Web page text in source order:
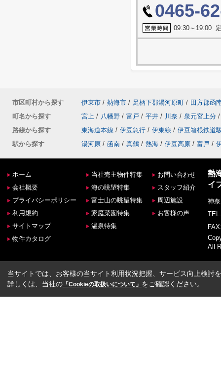
0465-
09:30～19:00
市区町村から探す 伊東市 / 熱海市 / 足柄下郡湯河原町 / 田方郡函
町名から探す
宮上 / 八幡野 / 富戸 / 平井 / 川奈 / 泉元宮上分 /
路線から探す
東海道本線 / 伊豆急行 / 伊東線 / 伊豆箱根鉄道
駅から探す
湯河原 / 函南 / 真鶴 / 熱海 / 伊豆高原 / 富戸 /
ホーム
会社概要
プライバシーポリシー
利用規約
サイトマップ
物件カタログ
当社売主物件特集
海の眺望特集
富士山の眺望特集
家庭菜園特集
温泉特集
お問い合わせ
スタッフ紹介
周辺施設
お客様の声
熱
イ
神
All
当サイトでは、お客様の当サイト利用状況把握、サービス向上検討
詳しくは、当社の 「Cookieの取扱いについて」 をご確認ください。